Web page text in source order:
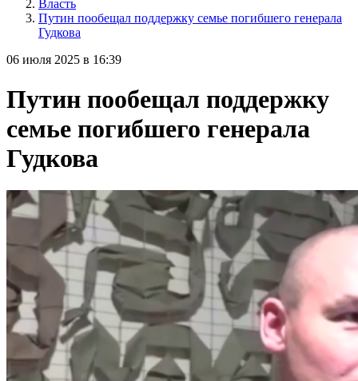
Власть
Путин пообещал поддержку семье погибшего генерала
Гудкова
06 июля 2025 в 16:39
Путин пообещал поддержку
семье погибшего генерала
Гудкова